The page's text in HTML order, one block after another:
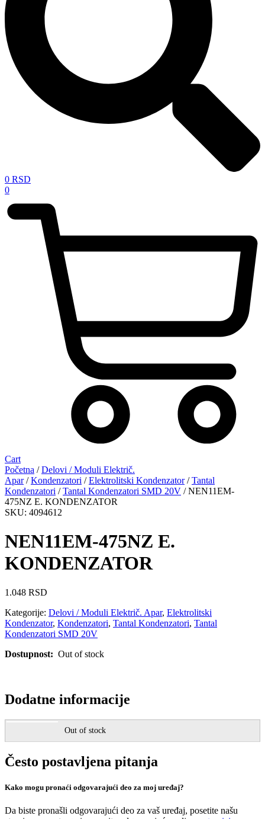
0 RSD
0
Cart
Početna /Delovi / Moduli Električ.
Apar/Kondenzatori /Elektrolitski Kondenzator/Tantal
Kondenzatori /Tantal Kondenzatori SMD 20V / NEN11EM-
475NZ E. KONDENZATOR
SKU: 4094612
NEN11EM-475NZ E.
KONDENZATOR
1.048 RSD
Kategorije: Delovi / Moduli Električ. Apar, Elektrolitski
Kondenzator, Kondenzatori, Tantal Kondenzatori, Tantal
Kondenzatori SMD 20V
Dostupnost: Out of stock
Dodatne informacije
Out of stock
Često postavljena pitanja
Kako mogu pronaći odgovarajući deo za moj uređaj?
Da biste pronašli odgovarajući deo za vaš uređaj, posetite našu